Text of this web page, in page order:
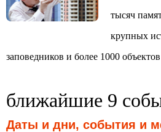
тысяч
крупных
заповедников и более 1000
ближайшие 9
Даты и дни, события и